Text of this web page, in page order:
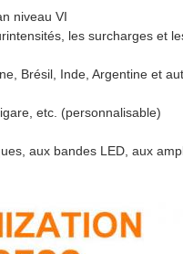
niveau VI
les surcharges et
Brésil, Inde, Argentine et
etc. (personnalisable)
aux bandes LED, aux